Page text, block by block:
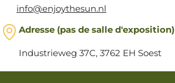
info@enjoythesun.nl
Adresse (pas de salle d'exposition)
Industrieweg 37C, 3762 EH Soest